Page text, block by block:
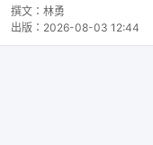
撰文： 林勇
出版： 2026-08-03 12:44